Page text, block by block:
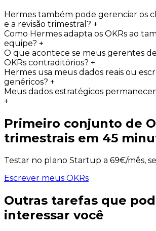
Hermes também pode gerenciar os
e a revisão trimestral? +
Como Hermes adapta os OKRs ao
equipe? +
O que acontece se meus gerentes
OKRs contraditórios? +
Hermes usa meus dados reais ou
genéricos? +
Meus dados estratégicos
+
Primeiro conjunto de
trimestrais em 45
Testar no plano Startup a 69€/mês,
Escrever meus OKRs
Outras tarefas que
interessar você